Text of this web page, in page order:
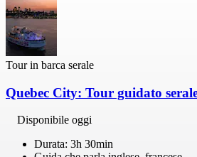
Tour in barca serale
Quebec City: Tour guidato
Disponibile oggi
Durata: 3h 30min